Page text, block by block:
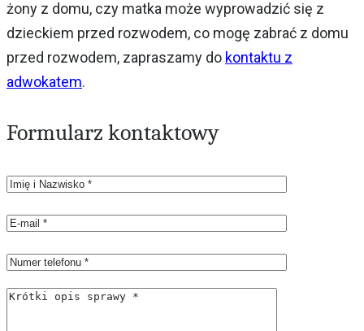
żony z domu, czy matka może wyprowadzić się z
dzieckiem przed rozwodem, co mogę zabrać z domu
przed rozwodem, zapraszamy do kontaktu z
adwokatem.
Formularz kontaktowy